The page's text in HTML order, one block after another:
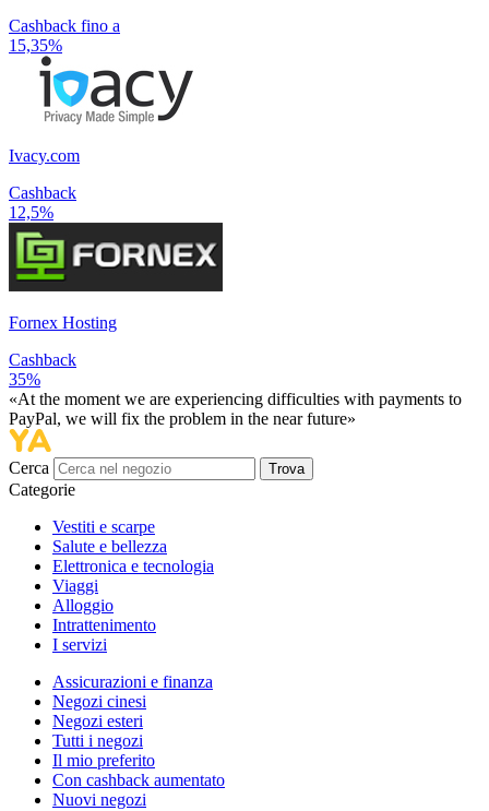
Cashback fino a
15,35%
Ivacy.com
Cashback
12,5%
Fornex Hosting
Cashback
35%
«At the moment we are experiencing difficulties with payments to
PayPal, we will fix the problem in the near future»
Cerca Trova
Categorie
Vestiti e scarpe
Salute e bellezza
Elettronica e tecnologia
Viaggi
Alloggio
Intrattenimento
I servizi
Assicurazioni e finanza
Negozi cinesi
Negozi esteri
Tutti i negozi
Il mio preferito
Con cashback aumentato
Nuovi negozi